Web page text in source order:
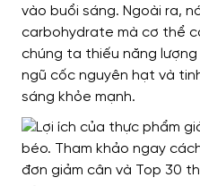
vào buổi sáng. Ngoài ra,
carbohydrate mà cơ thể
chúng ta thiếu năng
ngũ cốc nguyên hạt và
sáng khỏe mạnh.